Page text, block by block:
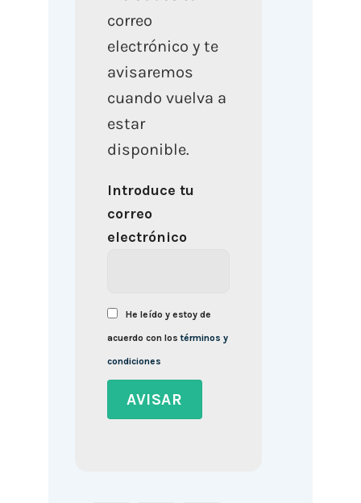
correo
electrónico y te
avisaremos
cuando vuelva a
estar
disponible.
Introduce tu
correo
electrónico
He leído y estoy de
acuerdo con lostérminos y
condiciones